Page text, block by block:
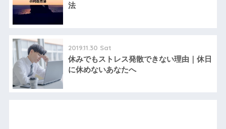
法
2019.11.30 Sat
休みでもストレス発散できない理由｜休日
に休めないあなたへ